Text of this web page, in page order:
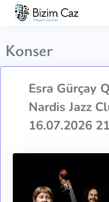
Konser
Esra Gürçay
Nardis Jazz
16.07.2026